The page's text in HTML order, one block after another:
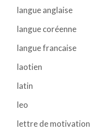
langue anglaise
langue coréenne
langue francaise
laotien
latin
leo
lettre de motivation